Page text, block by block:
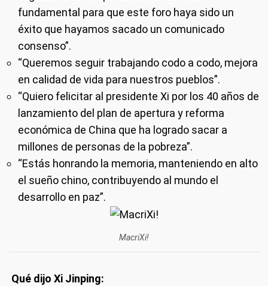
fundamental para que este foro haya sido un
éxito que hayamos sacado un comunicado
consenso”.
“Queremos seguir trabajando codo a codo, mejora
en calidad de vida para nuestros pueblos”.
“Quiero felicitar al presidente Xi por los 40 años de
lanzamiento del plan de apertura y reforma
económica de China que ha logrado sacar a
millones de personas de la pobreza”.
“Estás honrando la memoria, manteniendo en alto
el sueño chino, contribuyendo al mundo el
desarrollo en paz”.
MacriXi!
Qué dijo Xi Jinping: